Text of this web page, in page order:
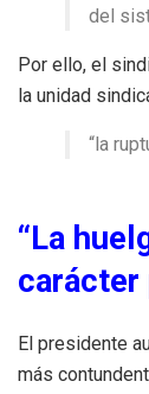
del
Por ello, el
la unidad
“la
“La
El presidente
más